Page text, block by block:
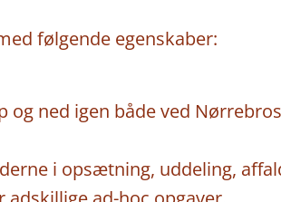
følgende egenskaber:
ned igen både ved
i opsætning, uddeling,